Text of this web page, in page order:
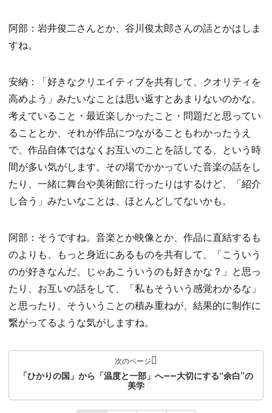
阿部：岩井俊二さんとか、谷川俊太郎さんの話とかはしま
すね。
安納：「好きなクリエイティブを共有して、クオリティを
高めよう」みたいなことは思い返すとあまりないのかな。
考えていること・最近楽しかったこと・問題だと思ってい
ることとか、それが作品につながることもわかったうえ
で、作品自体ではなくお互いのことを話してる、という時
間が多い気がします。その場でかかっていた音楽の話をし
たり、一緒に舞台や美術館に行ったりはするけど、「紹介
し合う」みたいなことは、ほとんどしてないかも。
阿部：そうですね。音楽とか映像とか、作品に直結するも
のよりも、もっと身近にあるものを共有して、「こういう
のが好きなんだ、じゃあこういうのも好きかな？」と思っ
たり、お互いの話をして、「私もそういう感覚わかるな」
と思ったり、そういうことの積み重ねが、結果的に制作に
繋がってるような気がしますね。
次のページ
「ひかりの国」から「温度と一部」へ――大切にする“余白”の
美学